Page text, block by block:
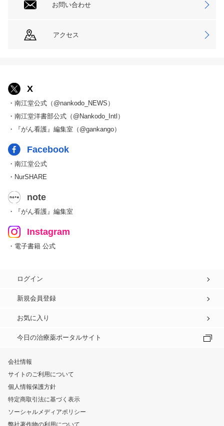
お問い合わせ
アクセス
X
・南江堂公式（@nankodo_NEWS）
・南江堂洋書部公式（@Nankodo_Intl）
・『がん看護』編集室（@gankango）
Facebook
・南江堂公式
・NurSHARE
note
・『がん看護』編集室
Instagram
・電子書籍 公式
ログイン
新規会員登録
お気に入り
今日の治療薬ポータルサイト
会社情報
サイトのご利用について
個人情報保護方針
特定商取引法に基づく表示
ソーシャルメディアポリシー
弊社著作物の利用について